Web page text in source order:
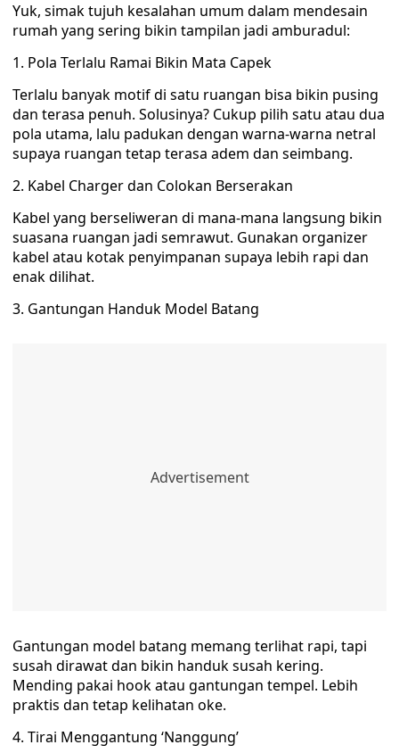
Yuk, simak tujuh kesalahan umum dalam mendesain
rumah yang sering bikin tampilan jadi amburadul:
1. Pola Terlalu Ramai Bikin Mata Capek
Terlalu banyak motif di satu ruangan bisa bikin pusing
dan terasa penuh. Solusinya? Cukup pilih satu atau dua
pola utama, lalu padukan dengan warna-warna netral
supaya ruangan tetap terasa adem dan seimbang.
2. Kabel Charger dan Colokan Berserakan
Kabel yang berseliweran di mana-mana langsung bikin
suasana ruangan jadi semrawut. Gunakan organizer
kabel atau kotak penyimpanan supaya lebih rapi dan
enak dilihat.
3. Gantungan Handuk Model Batang
Gantungan model batang memang terlihat rapi, tapi
susah dirawat dan bikin handuk susah kering.
Mending pakai hook atau gantungan tempel. Lebih
praktis dan tetap kelihatan oke.
4. Tirai Menggantung ‘Nanggung’